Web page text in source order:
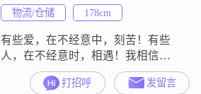
物流/仓储
178cm
有些爱，在不经意中，刻苦！有些
人，在不经意时，相遇！我相信会
有那么一个人，是我愿意用生命去
守护的！
打招呼 发留言